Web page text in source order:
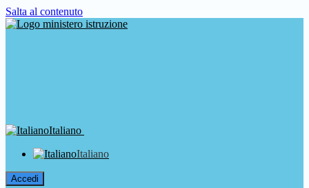
Salta al contenuto
Italiano
Italiano
Accedi